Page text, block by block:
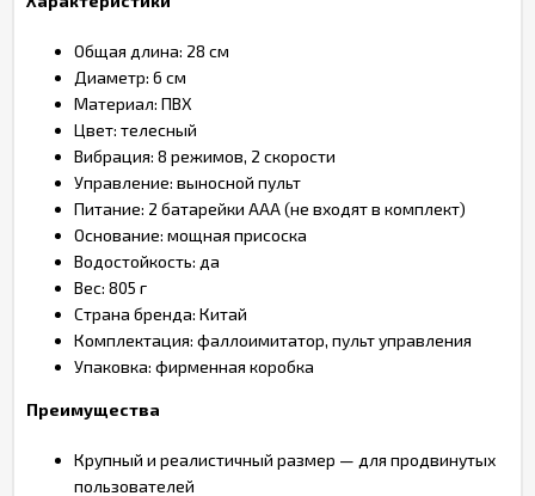
Общая длина: 28 см
Диаметр: 6 см
Материал: ПВХ
Цвет: телесный
Вибрация: 8 режимов, 2 скорости
Управление: выносной пульт
Питание: 2 батарейки AAA (не входят в комплект)
Основание: мощная присоска
Водостойкость: да
Вес: 805 г
Страна бренда: Китай
Комплектация: фаллоимитатор, пульт управления
Упаковка: фирменная коробка
Преимущества
Крупный и реалистичный размер — для продвинутых
пользователей